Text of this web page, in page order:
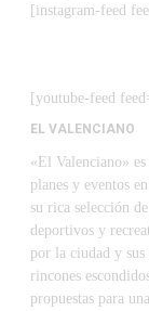
[instagram-feed
[youtube-feed
EL VALENCIANO
«El Valenciano»
planes y eventos
su rica selección
deportivos y
por la ciudad y
rincones
propuestas para